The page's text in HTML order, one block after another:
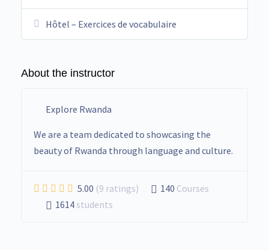
Hôtel – Exercices de vocabulaire
About the instructor
Explore Rwanda
We are a team dedicated to showcasing the
beauty of Rwanda through language and culture.
5.00 (9 ratings) 140 Courses
1614students